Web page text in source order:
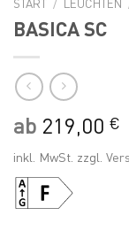
BASICA SC
ab 219,00 €
inkl. MwSt. zzgl.